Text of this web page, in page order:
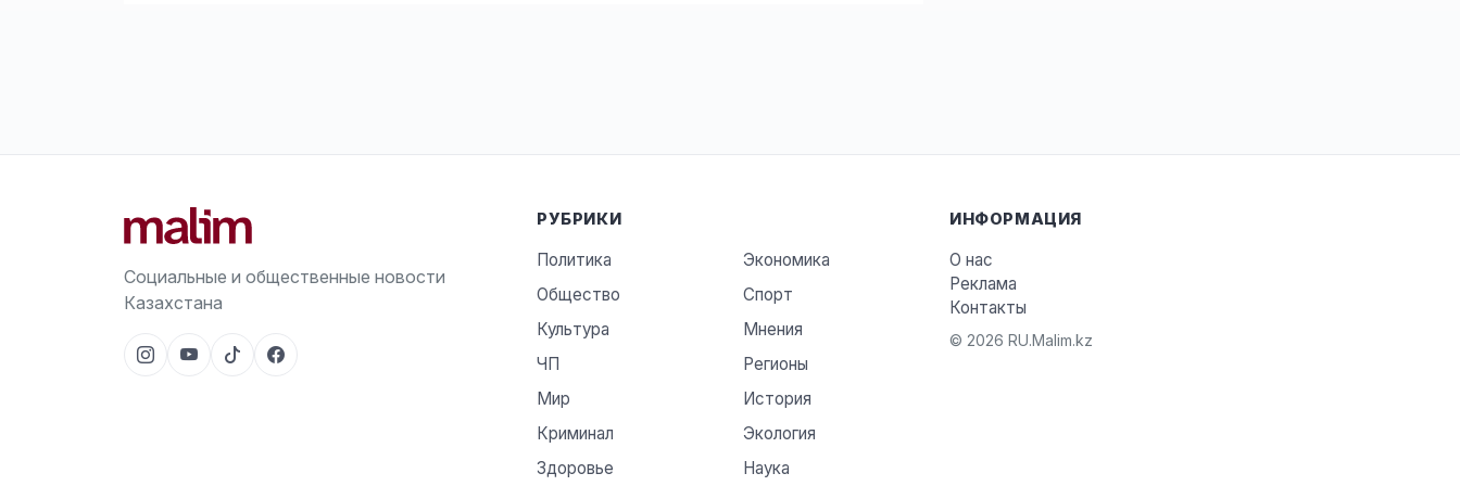
Социальные и общественные новости
Казахстана
РУБРИКИ
Политика
Экономика
Общество
Спорт
Культура
Мнения
ЧП
Регионы
Мир
История
Криминал
Экология
Здоровье
Наука
ИНФОРМАЦИЯ
О нас
Реклама
Контакты
© 2026 RU.Malim.kz